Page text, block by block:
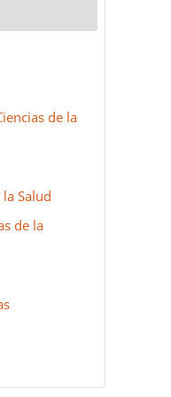
de la
Salud
de la